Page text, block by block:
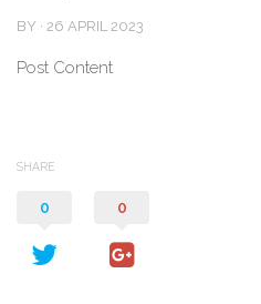
BY · 26 APRIL 2023
Post Content
SHARE
0 0